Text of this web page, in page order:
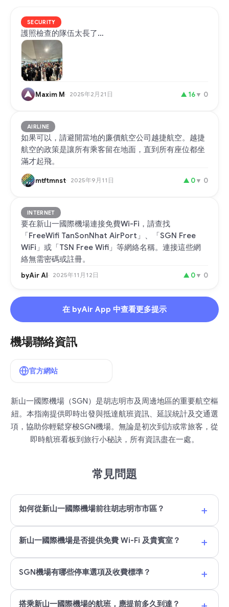
SECURITY
護照檢查的隊伍太長了…
Maxim M 2025年2月21日 ▲ 16▼ 0
AIRLINE
如果可以，請避開當地的廉價航空公司越捷航空。越捷
航空的政策是讓所有乘客留在地面，直到所有座位都坐
滿才起飛。
mtftmnst 2025年9月11日 ▲ 0▼ 0
INTERNET
要在新山一國際機場連接免費Wi-Fi，請查找
「FreeWifi TanSonNhat AirPort」、「SGN Free
WiFi」或「TSN Free Wifi」等網絡名稱。連接這些網
絡無需密碼或註冊。
byAir AI 2025年11月12日 ▲ 0▼ 0
在 byAir App 中查看更多提示
機場聯絡資訊
官方網站
新山一國際機場（SGN）是胡志明市及周邊地區的重要航空樞
紐。本指南提供即時出發與抵達航班資訊、延誤統計及交通選
項，協助你輕鬆穿梭SGN機場。無論是初次到訪或常旅客，從
即時航班看板到旅行小秘訣，所有資訊盡在一處。
常見問題
如何從新山一國際機場前往胡志明市市區？ +
新山一國際機場是否提供免費 Wi-Fi 及貴賓室？ +
SGN機場有哪些停車選項及收費標準？ +
搭乘新山一國際機場的航班，應提前多久到達？